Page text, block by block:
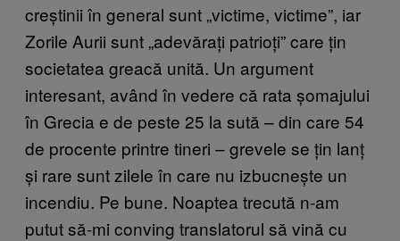
creștinii în general sunt „victime, victime”, iar
Zorile Aurii sunt „adevărați patrioți” care țin
societatea greacă unită. Un argument
interesant, având în vedere că rata șomajului
în Grecia e de peste 25 la sută – din care 54
de procente printre tineri – grevele se țin lanț
și rare sunt zilele în care nu izbucnește un
incendiu. Pe bune. Noaptea trecută n-am
putut să-mi conving translatorul să vină cu